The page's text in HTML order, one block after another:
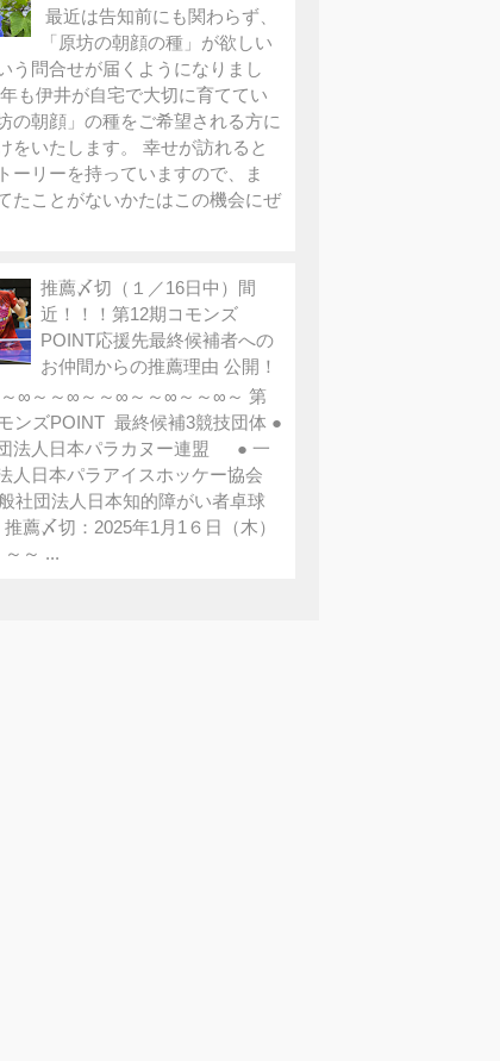
最近は告知前にも関わらず、
「原坊の朝顔の種」が欲しい
う問合せが届くようになりまし
も伊井が自宅で大切に育ててい
の朝顔」の種をご希望される方に
をいたします。 幸せが訪れると
ーリーを持っていますので、ま
たことがないかたはこの機会にぜ
推薦〆切（１／16日中）間
近！！！第12期コモンズ
POINT応援先最終候補者への
お仲間からの推薦理由 公開！
∞～～∞～～∞～～∞～～∞～ 第
ンズPOINT 最終候補3競技団体 ●
法人日本パラカヌー連盟 ● 一
人日本パラアイスホッケー協会
社団法人日本知的障がい者卓球
〆切：2025年1月1６日（木）
～ ...